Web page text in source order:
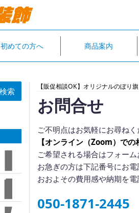
初めての方へ 商品案内
【販促相談OK】オリジナルのぼり
お問合せ
ご不明点はお気軽にお尋ねく
【オンライン（Zoom）での
ご希望される場合はフォー
お急ぎの方は下記番号にお電
おおよその費用感や納期を電
050-1871-2445